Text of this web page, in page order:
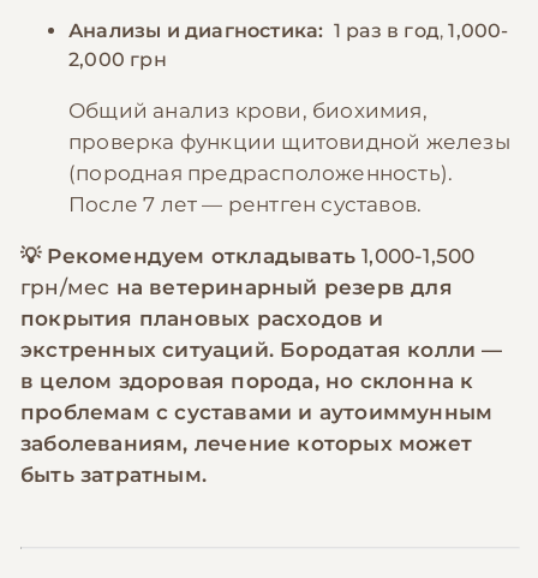
Анализы и диагностика: 1 раз в год,1,000-
2,000 грн
Общий анализ крови, биохимия,
проверка функции щитовидной железы
(породная предрасположенность).
После 7 лет — рентген суставов.
💡 Рекомендуем откладывать1,000-1,500
грн/мес на ветеринарный резерв для
покрытия плановых расходов и
экстренных ситуаций. Бородатая колли —
в целом здоровая порода, но склонна к
проблемам с суставами и аутоиммунным
заболеваниям, лечение которых может
быть затратным.